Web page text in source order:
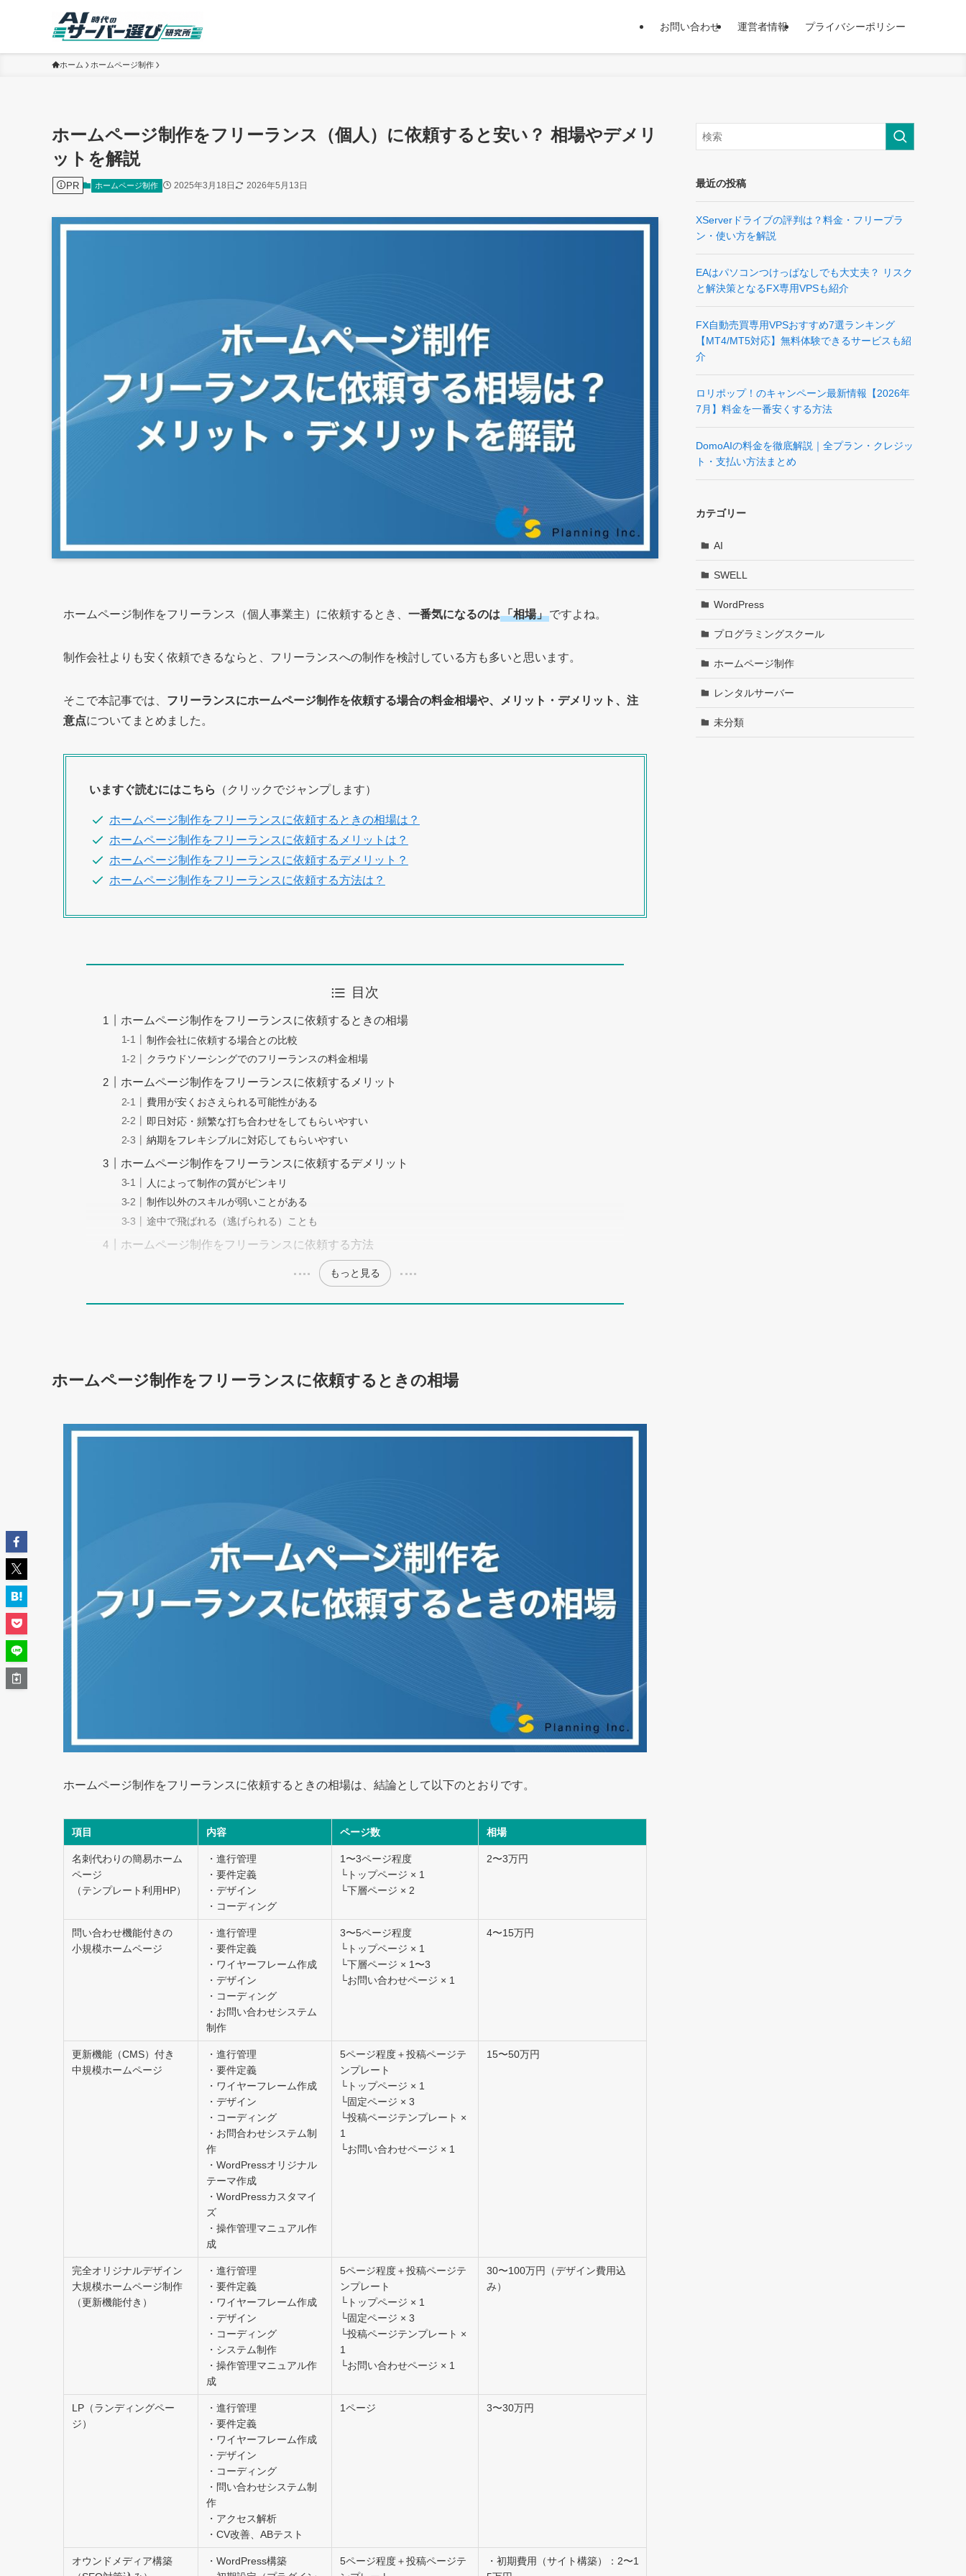
お問い合わせ 運営者情報 プライバシーポリシー
ホーム ホームページ制作
ホームページ制作をフリーランス（個人）に依頼すると安い？ 相場やデメリ
ットを解説
PR ホームページ制作 2025年3月18日 2026年5月13日
ホームページ制作をフリーランス（個人事業主）に依頼するとき、 一番気になるのは「相場」ですよね。
制作会社よりも安く依頼できるならと、フリーランスへの制作を検討している方も多いと思います。
そこで本記事では、 フリーランスにホームページ制作を依頼する場合の料金相場や、メリット・デメリット、注
意点についてまとめました。
いますぐ読むにはこちら （クリックでジャンプします）
ホームページ制作をフリーランスに依頼するときの相場は？
ホームページ制作をフリーランスに依頼するメリットは？
ホームページ制作をフリーランスに依頼するデメリット？
ホームページ制作をフリーランスに依頼する方法は？
目次
ホームページ制作をフリーランスに依頼するときの相場
制作会社に依頼する場合との比較
クラウドソーシングでのフリーランスの料金相場
ホームページ制作をフリーランスに依頼するメリット
費用が安くおさえられる可能性がある
即日対応・頻繁な打ち合わせをしてもらいやすい
納期をフレキシブルに対応してもらいやすい
ホームページ制作をフリーランスに依頼するデメリット
人によって制作の質がピンキリ
制作以外のスキルが弱いことがある
途中で飛ばれる（逃げられる）ことも
ホームページ制作をフリーランスに依頼する方法
もっと見る
ホームページ制作をフリーランスに依頼するときの相場
ホームページ制作をフリーランスに依頼するときの相場は、結論として以下のとおりです。
項目 内容 ページ数 相場
名刺代わりの簡易ホーム
ページ
（テンプレート利用HP）
・進行管理
・要件定義
・デザイン
・コーディング
1〜3ページ程度
└トップページ × 1
└下層ページ × 2
2〜3万円
問い合わせ機能付きの
小規模ホームページ
・進行管理
・要件定義
・ワイヤーフレーム作成
・デザイン
・コーディング
・お問い合わせシステム
制作
3〜5ページ程度
└トップページ × 1
└下層ページ × 1〜3
└お問い合わせページ × 1
4〜15万円
更新機能（CMS）付き
中規模ホームページ
・進行管理
・要件定義
・ワイヤーフレーム作成
・デザイン
・コーディング
・お問合わせシステム制
作
・WordPressオリジナル
テーマ作成
・WordPressカスタマイ
ズ
・操作管理マニュアル作
成
5ページ程度＋投稿ページテ
ンプレート
└トップページ × 1
└固定ページ × 3
└投稿ページテンプレート ×
1
└お問い合わせページ × 1
15〜50万円
完全オリジナルデザイン
大規模ホームページ制作
（更新機能付き）
・進行管理
・要件定義
・ワイヤーフレーム作成
・デザイン
・コーディング
・システム制作
・操作管理マニュアル作
成
5ページ程度＋投稿ページテ
ンプレート
└トップページ × 1
└固定ページ × 3
└投稿ページテンプレート ×
1
└お問い合わせページ × 1
30〜100万円（デザイン費用込
み）
LP（ランディングペー
ジ）
・進行管理
・要件定義
・ワイヤーフレーム作成
・デザイン
・コーディング
・問い合わせシステム制
作
・アクセス解析
・CV改善、ABテスト
1ページ 3〜30万円
オウンドメディア構築
・WordPress構築
5ページ程度＋投稿ページテ
・初期費用（サイト構築）：2〜1
最近の投稿
XServerドライブの評判は？料金・フリープラ
ン・使い方を解説
EAはパソコンつけっぱなしでも大丈夫？ リスク
と解決策となるFX専用VPSも紹介
FX自動売買専用VPSおすすめ7選ランキング
【MT4/MT5対応】無料体験できるサービスも紹
介
ロリポップ！のキャンペーン最新情報【2026年
7月】料金を一番安くする方法
DomoAIの料金を徹底解説｜全プラン・クレジッ
ト・支払い方法まとめ
カテゴリー
AI
SWELL
WordPress
プログラミングスクール
ホームページ制作
レンタルサーバー
未分類